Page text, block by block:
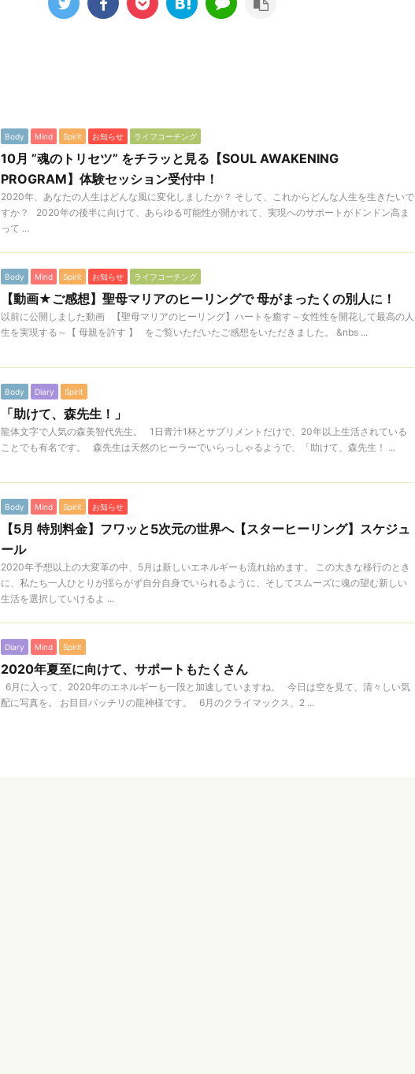
Body Mind Spirit お知らせ ライフコーチング
10月 ”魂のトリセツ” をチラッと見る【SOUL AWAKENING
PROGRAM】体験セッション受付中！
2020年、あなたの人生はどんな風に変化しましたか？ そして、これからどんな人生を生きたいで
すか？ 2020年の後半に向けて、あらゆる可能性が開かれて、実現へのサポートがドンドン高ま
って ...
Body Mind Spirit お知らせ ライフコーチング
【動画★ご感想】聖母マリアのヒーリングで 母がまったくの別人に！
以前に公開しました動画 【聖母マリアのヒーリング】ハートを癒す～女性性を開花して最高の人
生を実現する～【 母親を許す 】 をご覧いただいたご感想をいただきました。 &nbs ...
Body Diary Spirit
「助けて、森先生！」
龍体文字で人気の森美智代先生。 1日青汁1杯とサプリメントだけで、20年以上生活されている
ことでも有名です。 森先生は天然のヒーラーでいらっしゃるようで、「助けて、森先生！ ...
Body Mind Spirit お知らせ
【5月 特別料金】フワッと5次元の世界へ【スターヒーリング】スケジュ
ール
2020年予想以上の大変革の中、5月は新しいエネルギーも流れ始めます。 この大きな移行のとき
に、私たち一人ひとりが揺らがず自分自身でいられるように、そしてスムーズに魂の望む新しい
生活を選択していけるよ ...
Diary Mind Spirit
2020年夏至に向けて、サポートもたくさん
6月に入って、2020年のエネルギーも一段と加速していますね。 今日は空を見て、清々しい気
配に写真を。 お目目パッチリの龍神様です。 6月のクライマックス、2 ...